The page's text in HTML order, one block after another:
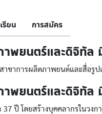
รียน การสมัคร
าพยนตร์และดิจิทัล
าขาการผลิตภาพยนต์และสื่อรู
าพยนตร์และดิจิทัล
ปี โดยสร้างบุคคลากรในวง